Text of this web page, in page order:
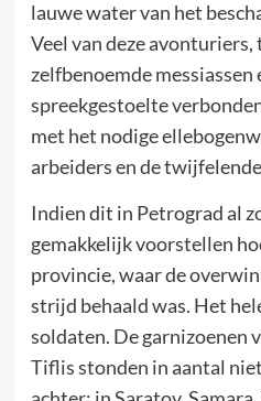
lauwe water van het
Veel van deze
zelfbenoemde
spreekgestoelte
met het nodige
arbeiders en de
Indien dit in Petrograd al
gemakkelijk voorstellen
provincie, waar de
strijd behaald was. Het
soldaten. De garnizoenen
Tiflis stonden in aantal